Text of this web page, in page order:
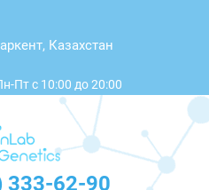
Казахстан
Пт с 10:00 до 20:00
333-62-90